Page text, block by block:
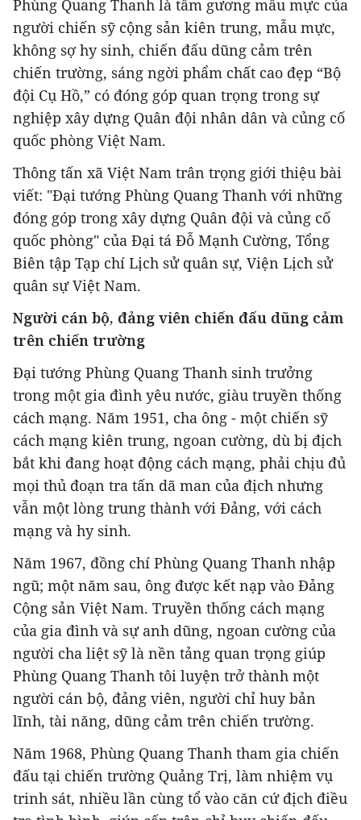
Phùng Quang Thanh là tấm gương mẫu mực của
người chiến sỹ cộng sản kiên trung, mẫu mực,
không sợ hy sinh, chiến đấu dũng cảm trên
chiến trường, sáng ngời phẩm chất cao đẹp “Bộ
đội Cụ Hồ,” có đóng góp quan trọng trong sự
nghiệp xây dựng Quân đội nhân dân và củng cố
quốc phòng Việt Nam.
Thông tấn xã Việt Nam trân trọng giới thiệu bài
viết: "Đại tướng Phùng Quang Thanh với những
đóng góp trong xây dựng Quân đội và củng cố
quốc phòng" của Đại tá Đỗ Mạnh Cường, Tổng
Biên tập Tạp chí Lịch sử quân sự, Viện Lịch sử
quân sự Việt Nam.
Người cán bộ, đảng viên chiến đấu dũng cảm
trên chiến trường
Đại tướng Phùng Quang Thanh sinh trưởng
trong một gia đình yêu nước, giàu truyền thống
cách mạng. Năm 1951, cha ông - một chiến sỹ
cách mạng kiên trung, ngoan cường, dù bị địch
bắt khi đang hoạt động cách mạng, phải chịu đủ
mọi thủ đoạn tra tấn dã man của địch nhưng
vẫn một lòng trung thành với Đảng, với cách
mạng và hy sinh.
Năm 1967, đồng chí Phùng Quang Thanh nhập
ngũ; một năm sau, ông được kết nạp vào Đảng
Cộng sản Việt Nam. Truyền thống cách mạng
của gia đình và sự anh dũng, ngoan cường của
người cha liệt sỹ là nền tảng quan trọng giúp
Phùng Quang Thanh tôi luyện trở thành một
người cán bộ, đảng viên, người chỉ huy bản
lĩnh, tài năng, dũng cảm trên chiến trường.
Năm 1968, Phùng Quang Thanh tham gia chiến
đấu tại chiến trường Quảng Trị, làm nhiệm vụ
trinh sát, nhiều lần cùng tổ vào căn cứ địch điều